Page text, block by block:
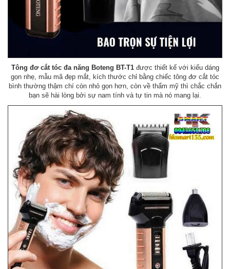
Tông đơ cắt tóc đa năng Boteng BT-T1được thiết kế với kiểu dáng
gọn nhẹ, mẫu mã đẹp mắt, kích thước chỉ bằng chiếc tông đơ cắt tóc
bình thường thậm chí còn nhỏ gọn hơn, còn về thẩm mỹ thì chắc chắn
bạn sẽ hài lòng bởi sự nam tính và tự tin mà nó mang lại.